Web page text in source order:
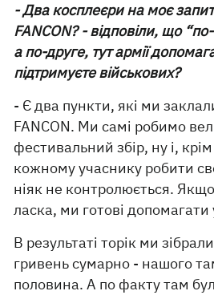
- Два косплеєри на моє
FANCON? - відповіли, що
а по-друге, тут армії
підтримуєте військових?
- Є два пункти, які ми
FANCON. Ми самі робимо
фестивальний збір, ну і,
кожному учаснику робити
ніяк не контролюється.
ласка, ми готові допомагати
В результаті торік ми
гривень сумарно - нашого
половина. А по факту там